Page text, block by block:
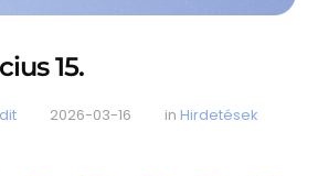
15.
2026-03-16 in Hirdetések